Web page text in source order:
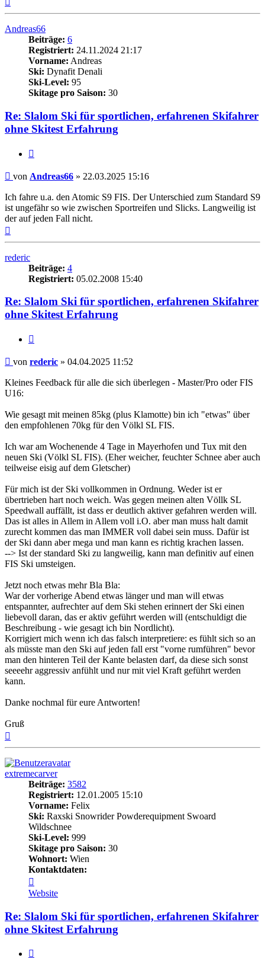
Andreas66
Beiträge: 6
Registriert: 24.11.2024 21:17
Vorname: Andreas
Ski: Dynafit Denali
Ski-Level: 95
Skitage pro Saison: 30
Re: Slalom Ski für sportlichen, erfahrenen Skifahrer
ohne Skitest Erfahrung
Beitrag
von Andreas66 » 22.03.2025 15:16
Ich fahre u.a. den Atomic S9 FIS. Der Unterschied zum Standard S9
ist ungefähr so wie zwischen Sportreifen und Slicks. Langweilig ist
der auf jeden Fall nicht.
rederic
Beiträge: 4
Registriert: 05.02.2008 15:40
Re: Slalom Ski für sportlichen, erfahrenen Skifahrer
ohne Skitest Erfahrung
Beitrag
von rederic » 04.04.2025 11:52
Kleines Feedback für alle die sich überlegen - Master/Pro oder FIS
U16:
Wie gesagt mit meinen 85kg (plus Klamotte) bin ich "etwas" über
den empfohlenen 70kg für den Völkl SL FIS.
Ich war am Wochenende 4 Tage in Mayerhofen und Tux mit den
neuen Ski (Völkl SL FIS). (Eher weicher, feuchter Schnee aber auch
teilweise eisig auf dem Gletscher)
Für mich ist der Ski vollkommen in Ordnung. Weder ist er
übertrieben hart noch weich. Was gegen meinen alten Völlk SL
Speedwall auffällt, ist dass er deutlich aktiver gefahren werden will.
Das ist alles in Allem in Allem voll i.O. aber man muss halt damit
zurecht kommen das man IMMER voll dabei sein muss. Dafür ist
der Ski dann aber mega und man kann es richtig krachen lassen.
--> Ist der standard Ski zu langweilig, kann man definitiv auf einen
FIS Ski umsteigen.
Jetzt noch etwas mehr Bla Bla:
War der vorherige Abend etwas länger und man will etwas
entspannter, aufrechter auf dem Ski stehen erinnert der Ski einen
liebevoll daran, das er aktiv geführt werden will (entschuldigt die
Beschreibung - wie gesagt ich bin Nordlicht).
Korrigiert mich wenn ich das falsch interpretiere: es fühlt sich so an
als müsste man den Ski auf jeden fall erst "vorne rumführen" bevor
man den hinteren Teil der Kante belasten darf, da diese sich sonst
seeeehr aggressiv anfühlt und nur mit viel Kraft geführt werden
kann.
Danke nochmal für eure Antworten!
Gruß
extremecarver
Beiträge: 3582
Registriert: 12.01.2005 15:10
Vorname: Felix
Ski: Raxski Snowrider Powderequipment Swoard
Wildschnee
Ski-Level: 999
Skitage pro Saison: 30
Wohnort: Wien
Kontaktdaten:
von
extremecarver
Website
Re: Slalom Ski für sportlichen, erfahrenen Skifahrer
ohne Skitest Erfahrung